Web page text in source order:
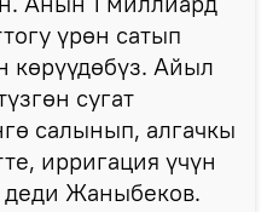
үрөн сатып
Айыл
сугат
салынып, алгачкы
ирригация үчүн
деди Жаныбеков.